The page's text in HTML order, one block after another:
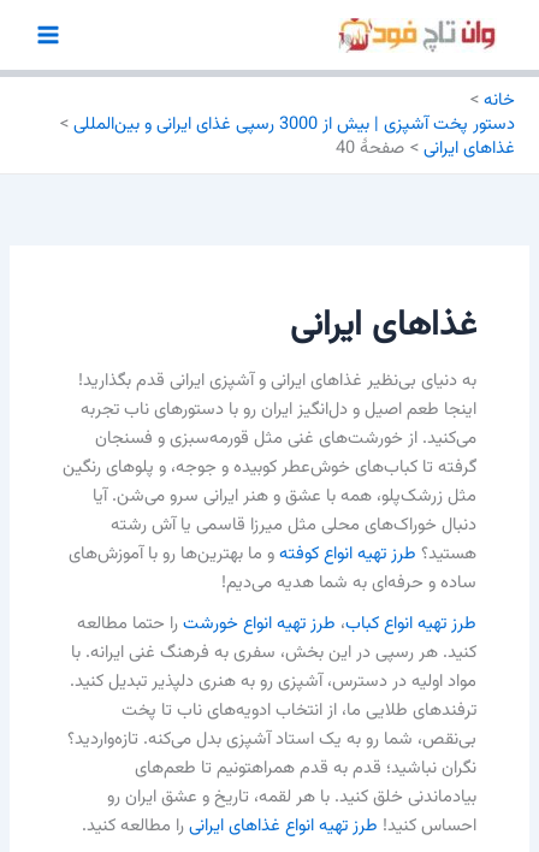
محتوا
خانه
دستور پخت آشپزی | بیش از 3000 رسپی غذای ایرانی و بین‌المللی
غذاهای ایرانی
صفحهٔ 40
غذاهای ایرانی
به دنیای بی‌نظیر غذاهای ایرانی و آشپزی ایرانی قدم بگذارید!
اینجا طعم اصیل و دل‌انگیز ایران رو با دستورهای ناب تجربه
می‌کنید. از خورشت‌های غنی مثل قورمه‌سبزی و فسنجان
گرفته تا کباب‌های خوش‌عطر کوبیده و جوجه، و پلوهای رنگین
مثل زرشک‌پلو، همه با عشق و هنر ایرانی سرو می‌شن. آیا
دنبال خوراک‌های محلی مثل میرزا قاسمی یا آش رشته
هستید؟ طرز تهیه انواع کوفتهو ما بهترین‌ها رو با آموزش‌های
ساده و حرفه‌ای به شما هدیه می‌دیم!
طرز تهیه انواع کباب، طرز تهیه انواع خورشترا حتما مطالعه
کنید. هر رسپی در این بخش، سفری به فرهنگ غنی ایرانه. با
مواد اولیه در دسترس، آشپزی رو به هنری دلپذیر تبدیل کنید.
ترفندهای طلایی ما، از انتخاب ادویه‌های ناب تا پخت
بی‌نقص، شما رو به یک استاد آشپزی بدل می‌کنه. تازه‌واردید؟
نگران نباشید؛ قدم به قدم همراهتونیم تا طعم‌های
بیادماندنی خلق کنید. با هر لقمه، تاریخ و عشق ایران رو
احساس کنید! طرز تهیه انواع غذاهای ایرانیرا مطالعه کنید.